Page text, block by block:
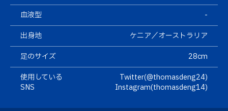
血液型
-
出身地
ケニア／オーストラリア
足のサイズ
28cm
使用している
SNS
Twitter(@thomasdeng24)
Instagram(thomasdeng14)